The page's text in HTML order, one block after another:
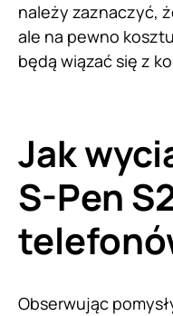
należy zaznaczyć,
ale na pewno
będą wiązać się z
Jak
S-Pen
Obserwując